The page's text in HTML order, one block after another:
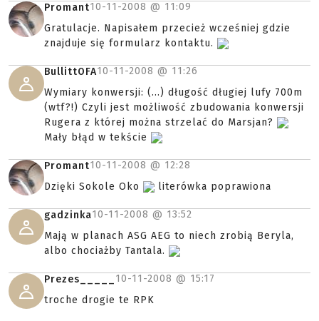
Promant10-11-2008 @ 11:09
Gratulacje. Napisałem przecież wcześniej gdzie
znajduje się formularz kontaktu.
BullittOFA10-11-2008 @ 11:26
Wymiary konwersji: (...) długość długiej lufy 700m
(wtf?!) Czyli jest możliwość zbudowania konwersji
Rugera z której można strzelać do Marsjan?
Mały błąd w tekście
Promant10-11-2008 @ 12:28
Dzięki Sokole Oko
literówka poprawiona
gadzinka10-11-2008 @ 13:52
Mają w planach ASG AEG to niech zrobią Beryla,
albo chociażby Tantala.
Prezes_____ 10-11-2008 @ 15:17
troche drogie te RPK